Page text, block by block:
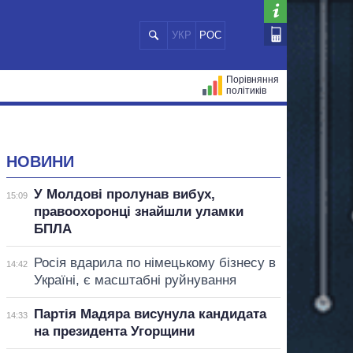
УКР РОС
Порівняння
політиків
НОВИНИ
15:09
У Молдові пролунав вибух,
правоохоронці знайшли уламки
БПЛА
14:42
Росія вдарила по німецькому бізнесу в
Україні, є масштабні руйнування
14:33
Партія Мадяра висунула кандидата
на президента Угорщини